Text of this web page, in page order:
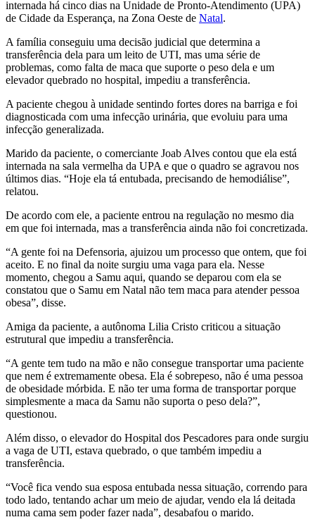
internada há cinco dias na Unidade de Pronto-Atendimento (UPA)
de Cidade da Esperança, na Zona Oeste de Natal.
A família conseguiu uma decisão judicial que determina a
transferência dela para um leito de UTI, mas uma série de
problemas, como falta de maca que suporte o peso dela e um
elevador quebrado no hospital, impediu a transferência.
A paciente chegou à unidade sentindo fortes dores na barriga e foi
diagnosticada com uma infecção urinária, que evoluiu para uma
infecção generalizada.
Marido da paciente, o comerciante Joab Alves contou que ela está
internada na sala vermelha da UPA e que o quadro se agravou nos
últimos dias. “Hoje ela tá entubada, precisando de hemodiálise”,
relatou.
De acordo com ele, a paciente entrou na regulação no mesmo dia
em que foi internada, mas a transferência ainda não foi concretizada.
“A gente foi na Defensoria, ajuizou um processo que ontem, que foi
aceito. E no final da noite surgiu uma vaga para ela. Nesse
momento, chegou a Samu aqui, quando se deparou com ela se
constatou que o Samu em Natal não tem maca para atender pessoa
obesa”, disse.
Amiga da paciente, a autônoma Lilia Cristo criticou a situação
estrutural que impediu a transferência.
“A gente tem tudo na mão e não consegue transportar uma paciente
que nem é extremamente obesa. Ela é sobrepeso, não é uma pessoa
de obesidade mórbida. E não ter uma forma de transportar porque
simplesmente a maca da Samu não suporta o peso dela?”,
questionou.
Além disso, o elevador do Hospital dos Pescadores para onde surgiu
a vaga de UTI, estava quebrado, o que também impediu a
transferência.
“Você fica vendo sua esposa entubada nessa situação, correndo para
todo lado, tentando achar um meio de ajudar, vendo ela lá deitada
numa cama sem poder fazer nada”, desabafou o marido.